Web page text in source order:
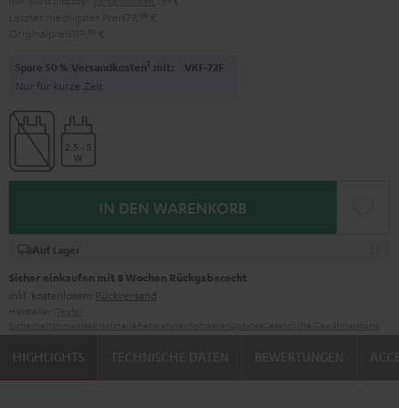
Spare 50 % Versandkosten1 mit: VKF-72F
Nur für kurze Zeit
IN DEN WARENKORB
Auf Lager
Sicher einkaufen mit 8 Wochen Rückgaberecht
inkl. kostenlosem Rückversand
HIGHLIGHTS